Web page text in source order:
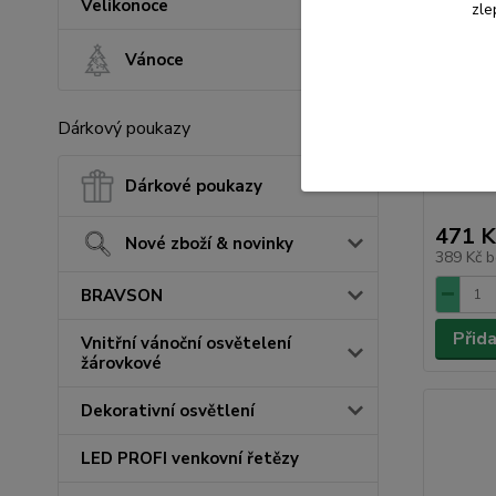
Velikonoce
Vánoce
Dárkový poukazy
Dárkové poukazy
Nové zboží & novinky
BRAVSON
Vnitřní vánoční osvětelení
žárovkové
Dekorativní osvětlení
LED PROFI venkovní řetězy
471
389 Kč